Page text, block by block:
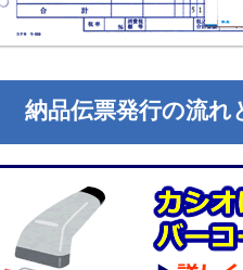
納品伝票発行の流れ